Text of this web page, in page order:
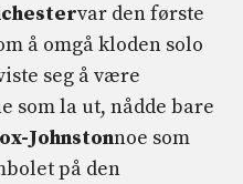
var den første
å omgå kloden solo
seg å være
som la ut, nådde bare
Johnstonnoe som
på den